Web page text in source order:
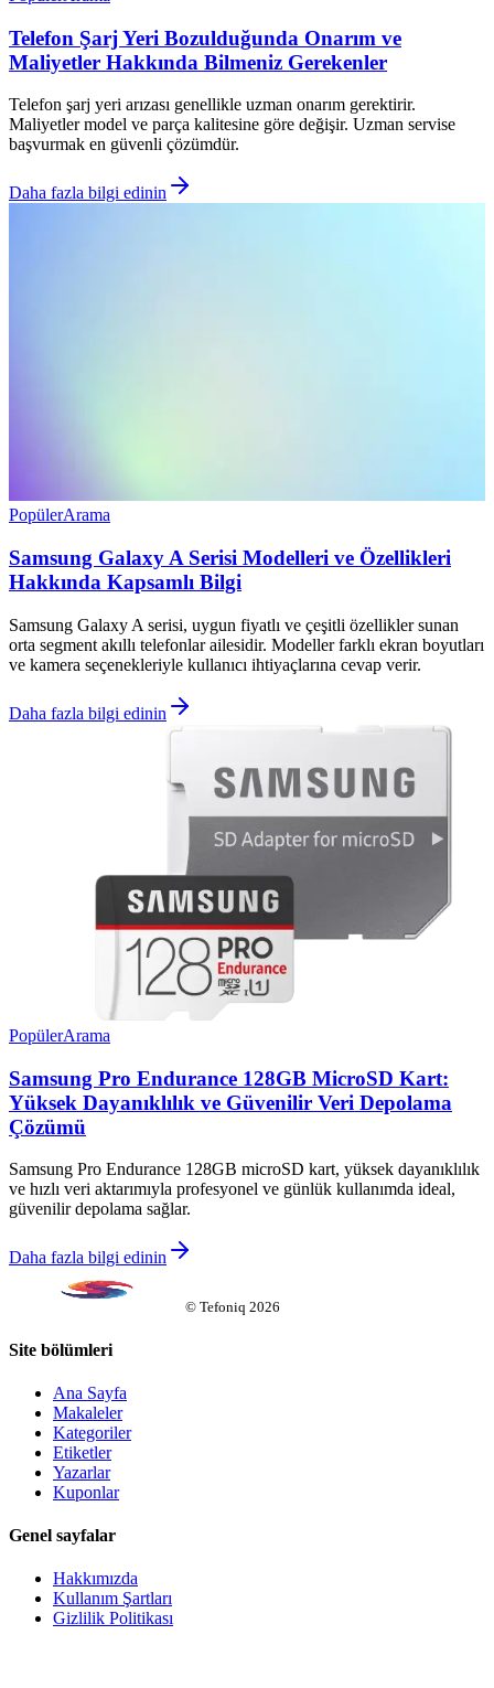
Telefon Şarj Yeri Bozulduğunda Onarım ve
Maliyetler Hakkında Bilmeniz Gerekenler
Telefon şarj yeri arızası genellikle uzman onarım gerektirir.
Maliyetler model ve parça kalitesine göre değişir. Uzman servise
başvurmak en güvenli çözümdür.
Daha fazla bilgi edinin
PopülerArama
Samsung Galaxy A Serisi Modelleri ve Özellikleri
Hakkında Kapsamlı Bilgi
Samsung Galaxy A serisi, uygun fiyatlı ve çeşitli özellikler sunan
orta segment akıllı telefonlar ailesidir. Modeller farklı ekran boyutları
ve kamera seçenekleriyle kullanıcı ihtiyaçlarına cevap verir.
Daha fazla bilgi edinin
PopülerArama
Samsung Pro Endurance 128GB MicroSD Kart:
Yüksek Dayanıklılık ve Güvenilir Veri Depolama
Çözümü
Samsung Pro Endurance 128GB microSD kart, yüksek dayanıklılık
ve hızlı veri aktarımıyla profesyonel ve günlük kullanımda ideal,
güvenilir depolama sağlar.
Daha fazla bilgi edinin
© Tefoniq 2026
Site bölümleri
Ana Sayfa
Makaleler
Kategoriler
Etiketler
Yazarlar
Kuponlar
Genel sayfalar
Hakkımızda
Kullanım Şartları
Gizlilik Politikası